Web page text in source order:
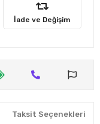
İade ve Değişim
Taksit Seçenekleri